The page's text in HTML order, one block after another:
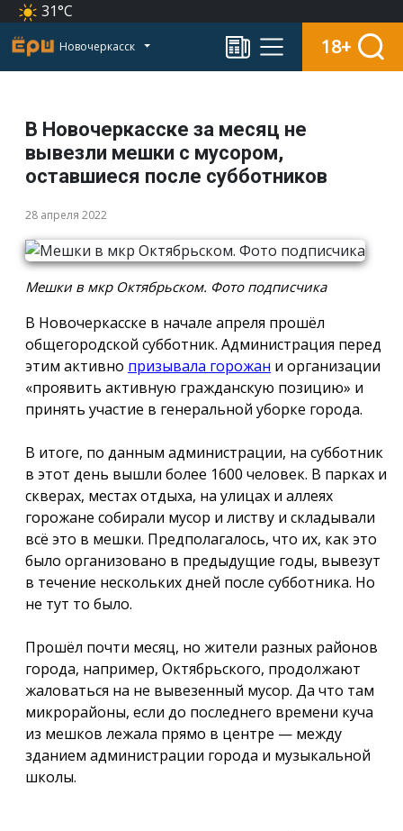
31°C
Новочеркасск 18+
В Новочеркасске за месяц не
вывезли мешки с мусором,
оставшиеся после субботников
28 апреля 2022
Мешки в мкр Октябрьском. Фото подписчика
В Новочеркасске в начале апреля прошёл
общегородской субботник. Администрация перед
этим активно призывала горожан и организации
«проявить активную гражданскую позицию» и
принять участие в генеральной уборке города.
В итоге, по данным администрации, на субботник
в этот день вышли более 1600 человек. В парках и
скверах, местах отдыха, на улицах и аллеях
горожане собирали мусор и листву и складывали
всё это в мешки. Предполагалось, что их, как это
было организовано в предыдущие годы, вывезут
в течение нескольких дней после субботника. Но
не тут то было.
Прошёл почти месяц, но жители разных районов
города, например, Октябрьского, продолжают
жаловаться на не вывезенный мусор. Да что там
микрорайоны, если до последнего времени куча
из мешков лежала прямо в центре — между
зданием администрации города и музыкальной
школы.